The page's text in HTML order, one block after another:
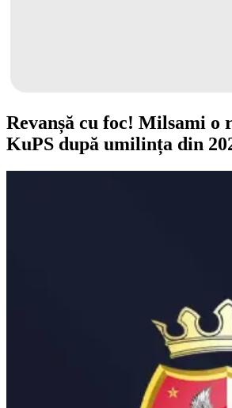
Revanșă cu foc! Milsami o
KuPS după umilința din